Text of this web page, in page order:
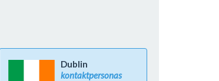
Dublin
kontaktpersonas